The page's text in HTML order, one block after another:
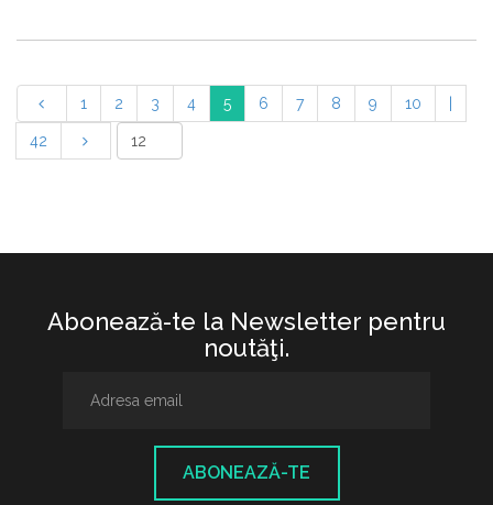
1 2 3 4 5 6 7 8 9 10
42
Abonează-te la Newsletter pentru
noutăţi.
ABONEAZĂ-TE